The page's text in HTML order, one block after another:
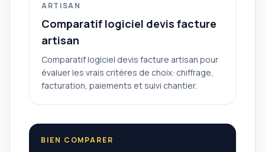
ARTISAN
Comparatif logiciel devis facture
artisan
Comparatif logiciel devis facture artisan pour
évaluer les vrais critères de choix: chiffrage,
facturation, paiements et suivi chantier.
BIEN COMPARER